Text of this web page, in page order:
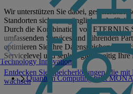
Technology Innovation
Quantum Computing trifft
Wir unterstützen Sie dabei,
Standorten sicher, zugänglich und
Durch die Kombination von ETERNUS
umfassenden Services und führenden
optimieren Sie Ihre Datenspeicherung,
Servicelevel und senken gleichzeitig Ihre
Entdecken Sie Speicherlösungen, die
wachsen